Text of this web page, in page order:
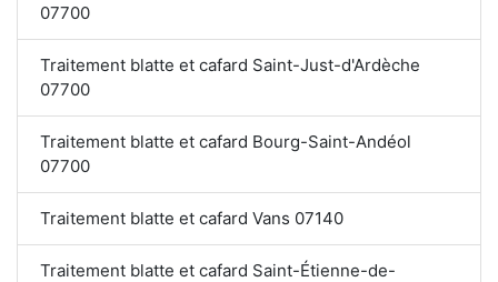
07700
Traitement blatte et cafard Saint-Just-d'Ardèche
07700
Traitement blatte et cafard Bourg-Saint-Andéol
07700
Traitement blatte et cafard Vans 07140
Traitement blatte et cafard Saint-Étienne-de-